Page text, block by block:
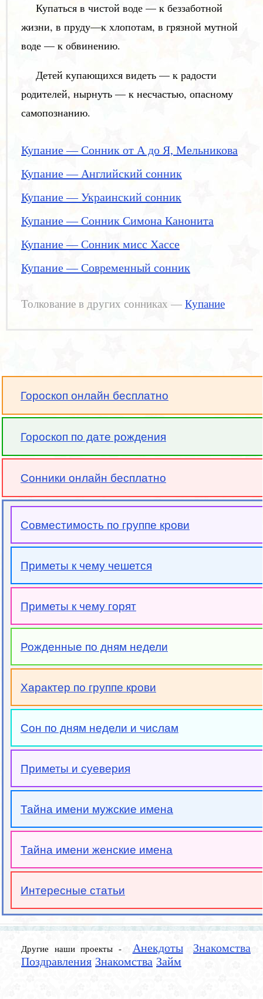
Купаться в чистой воде — к беззаботной
жизни, в пруду—к хлопотам, в грязной мутной
воде — к обвинению.
Детей купающихся видеть — к радости
родителей, нырнуть — к несчастью, опасному
самопознанию.
Купание — Сонник от А до Я, Мельникова
Купание — Английский сонник
Купание — Украинский сонник
Купание — Сонник Симона Канонита
Купание — Сонник мисс Хассе
Купание — Современный сонник
Толкование в других сонниках — Купание
Гороскоп онлайн бесплатно
Гороскоп по дате рождения
Сонники онлайн бесплатно
Совместимость по группе крови
Приметы к чему чешется
Приметы к чему горят
Рожденные по дням недели
Характер по группе крови
Сон по дням недели и числам
Приметы и суеверия
Тайна имени мужские имена
Тайна имени женские имена
Интересные статьи
Другие наши проекты - Анекдоты
Знакомства
Поздравления Знакомства Займ